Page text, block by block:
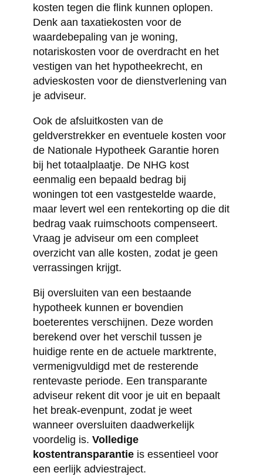
kosten tegen die flink kunnen oplopen.
Denk aan taxatiekosten voor de
waardebepaling van je woning,
notariskosten voor de overdracht en het
vestigen van het hypotheekrecht, en
advieskosten voor de dienstverlening van
je adviseur.
Ook de afsluitkosten van de
geldverstrekker en eventuele kosten voor
de Nationale Hypotheek Garantie horen
bij het totaalplaatje. De NHG kost
eenmalig een bepaald bedrag bij
woningen tot een vastgestelde waarde,
maar levert wel een rentekorting op die dit
bedrag vaak ruimschoots compenseert.
Vraag je adviseur om een compleet
overzicht van alle kosten, zodat je geen
verrassingen krijgt.
Bij oversluiten van een bestaande
hypotheek kunnen er bovendien
boeterentes verschijnen. Deze worden
berekend over het verschil tussen je
huidige rente en de actuele marktrente,
vermenigvuldigd met de resterende
rentevaste periode. Een transparante
adviseur rekent dit voor je uit en bepaalt
het break-evenpunt, zodat je weet
wanneer oversluiten daadwerkelijk
voordelig is. Volledige
kostentransparantieis essentieel voor
een eerlijk adviestraject.